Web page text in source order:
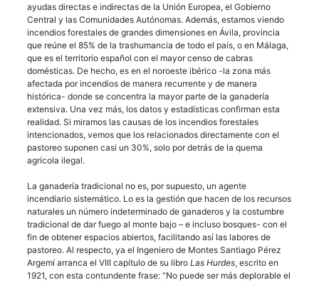
ayudas directas e indirectas de la Unión Europea, el Gobierno
Central y las Comunidades Autónomas. Además, estamos viendo
incendios forestales de grandes dimensiones en Ávila, provincia
que reúne el 85% de la trashumancia de todo el país, o en Málaga,
que es el territorio español con el mayor censo de cabras
domésticas. De hecho, es en el noroeste ibérico -la zona más
afectada por incendios de manera recurrente y de manera
histórica- donde se concentra la mayor parte de la ganadería
extensiva. Una vez más, los datos y estadísticas confirman esta
realidad. Si miramos las causas de los incendios forestales
intencionados, vemos que los relacionados directamente con el
pastoreo suponen casi un 30%, solo por detrás de la quema
agrícola ilegal.
La ganadería tradicional no es, por supuesto, un agente
incendiario sistemático. Lo es la gestión que hacen de los recursos
naturales un número indeterminado de ganaderos y la costumbre
tradicional de dar fuego al monte bajo – e incluso bosques- con el
fin de obtener espacios abiertos, facilitando así las labores de
pastoreo. Al respecto, ya el Ingeniero de Montes Santiago Pérez
Argemí arranca el VIII capítulo de su libro Las Hurdes, escrito en
1921, con esta contundente frase: “No puede ser más deplorable el